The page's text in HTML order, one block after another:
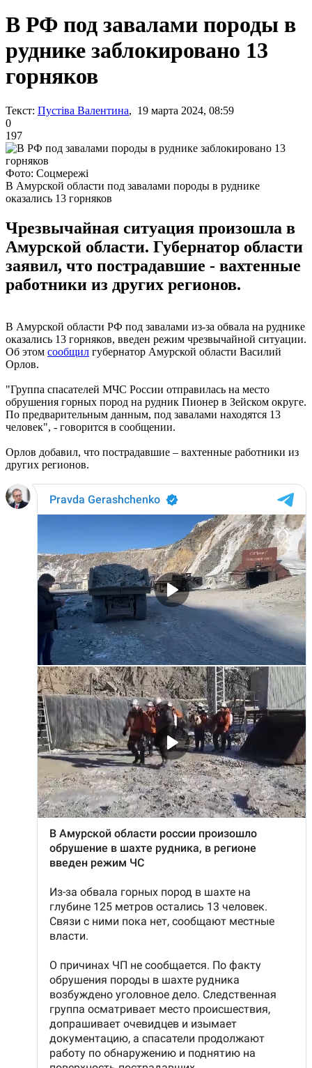
В РФ под завалами породы в
руднике заблокировано 13
горняков
Текст: Пустіва Валентина, 19 марта 2024, 08:59
0
197
Фото: Соцмережі
В Амурской области под завалами породы в руднике
оказались 13 горняков
Чрезвычайная ситуация произошла в
Амурской области. Губернатор области
заявил, что пострадавшие - вахтенные
работники из других регионов.
В Амурской области РФ под завалами из-за обвала на руднике
оказались 13 горняков, введен режим чрезвычайной ситуации.
Об этом сообщил губернатор Амурской области Василий
Орлов.
"Группа спасателей МЧС России отправилась на место
обрушения горных пород на рудник Пионер в Зейском округе.
По предварительным данным, под завалами находятся 13
человек", - говорится в сообщении.
Орлов добавил, что пострадавшие – вахтенные работники из
других регионов.